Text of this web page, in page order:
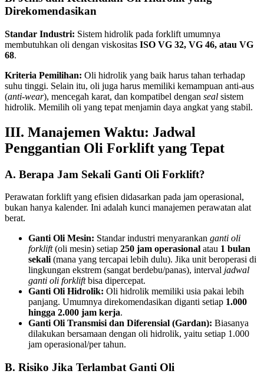
Direkomendasikan
Standar Industri: Sistem hidrolik pada forklift umumnya
membutuhkan oli dengan viskositas ISO VG 32, VG 46, atau VG
68.
Kriteria Pemilihan: Oli hidrolik yang baik harus tahan terhadap
suhu tinggi. Selain itu, oli juga harus memiliki kemampuan anti-aus
(anti-wear), mencegah karat, dan kompatibel dengan seal sistem
hidrolik. Memilih oli yang tepat menjamin daya angkat yang stabil.
III. Manajemen Waktu: Jadwal
Penggantian Oli Forklift yang Tepat
A. Berapa Jam Sekali Ganti Oli Forklift?
Perawatan forklift yang efisien didasarkan pada jam operasional,
bukan hanya kalender. Ini adalah kunci manajemen perawatan alat
berat.
Ganti Oli Mesin: Standar industri menyarankan ganti oli
forklift(oli mesin) setiap 250 jam operasional atau 1 bulan
sekali (mana yang tercapai lebih dulu). Jika unit beroperasi di
lingkungan ekstrem (sangat berdebu/panas), interval jadwal
ganti oli forkliftbisa dipercepat.
Ganti Oli Hidrolik: Oli hidrolik memiliki usia pakai lebih
panjang. Umumnya direkomendasikan diganti setiap 1.000
hingga 2.000 jam kerja.
Ganti Oli Transmisi dan Diferensial (Gardan): Biasanya
dilakukan bersamaan dengan oli hidrolik, yaitu setiap 1.000
jam operasional/per tahun.
B. Risiko Jika Terlambat Ganti Oli